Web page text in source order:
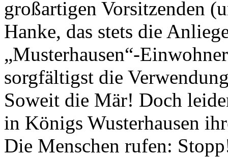
großartigen Vorsitzenden
Hanke, das stets die
„Musterhausen“-
sorgfältigst die
Soweit die Mär! Doch
in Königs Wusterhausen
Die Menschen rufen: